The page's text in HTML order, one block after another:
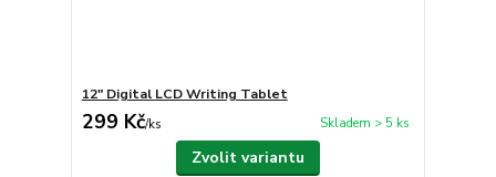
12" Digital LCD Writing Tablet
299 Kč/ks Skladem > 5 ks
Zvolit variantu